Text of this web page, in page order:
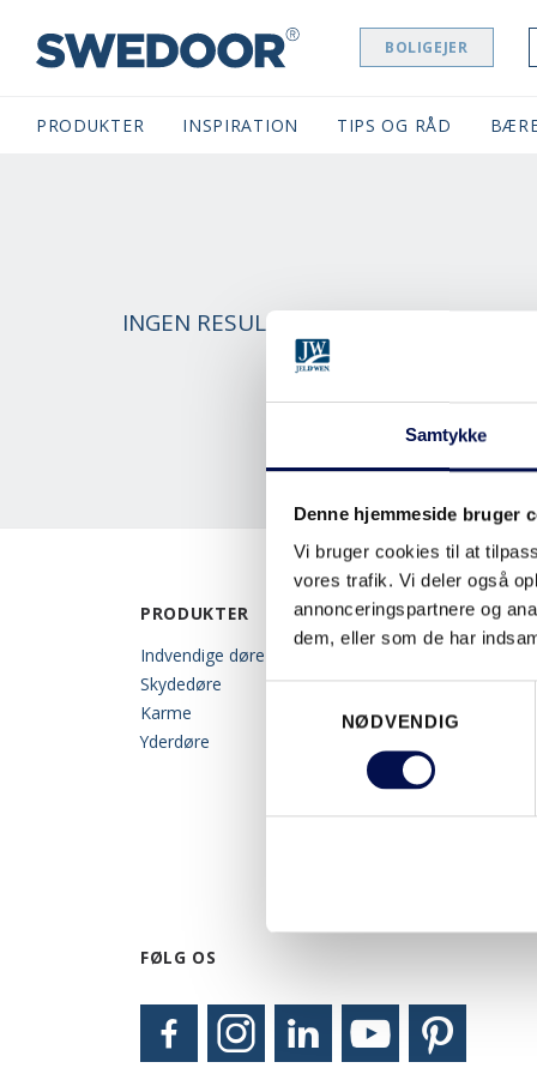
Samtykke
Denne hjemmeside bruger
Vi bruger cookies til at
vores trafik. Vi deler også
annonceringspartnere og
dem, eller som de har
NØDVENDIG
SWEDOOR NAVIGATION BOLIGEJER
PRODUKTER INSPIRATION TIPS OG RÅD
INGEN RESULTATER FUNDET.
PRODUKTER
Indvendige døre
Skydedøre
Karme
Yderdøre
INSPIRATION
Gallerier
Swedoorbloggen
FØLG OS